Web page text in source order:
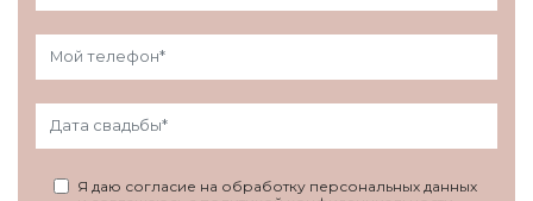
Я даю согласие на обработку персональных данных